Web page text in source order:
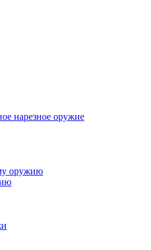
нарезное оружие
оружию